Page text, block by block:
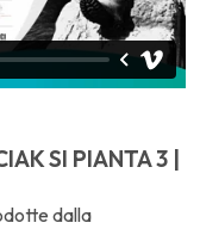
SI PIANTA 3 |
dalla